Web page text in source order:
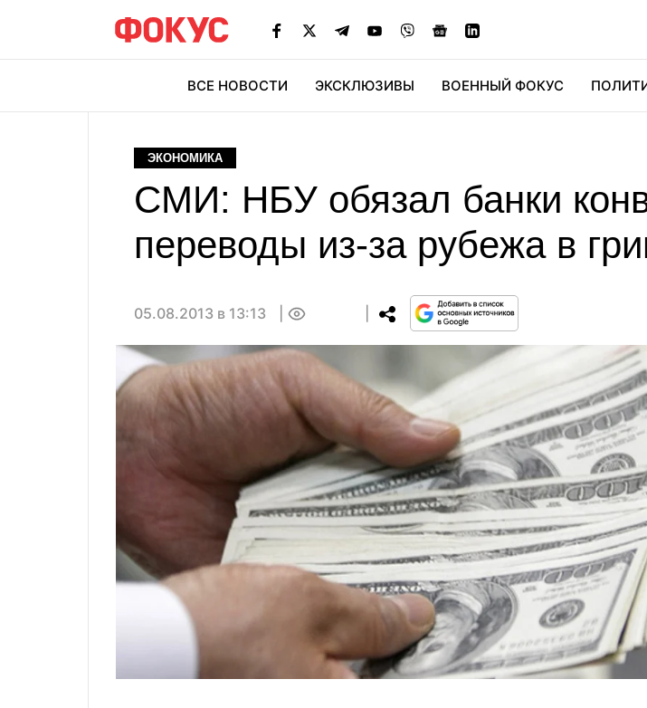
ВСЕ НОВОСТИ ЭКСКЛЮЗИВЫ ВОЕННЫЙ ФОКУС
ЭКОНОМИКА
СМИ: НБУ обязал банки
переводы из-за рубежа в
05.08.2013 в 13:13